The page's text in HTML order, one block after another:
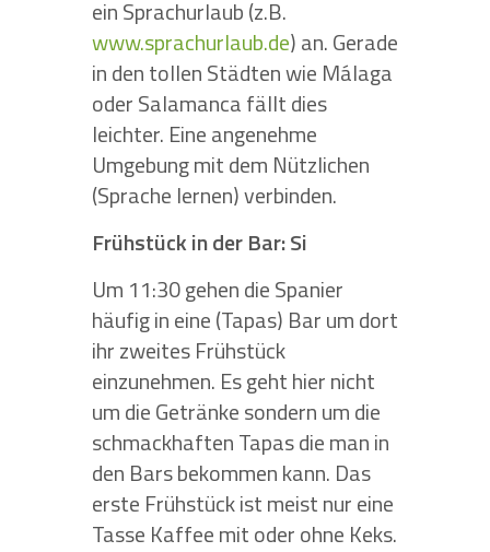
ein Sprachurlaub (z.B.
www.sprachurlaub.de) an. Gerade
in den tollen Städten wie Málaga
oder Salamanca fällt dies
leichter. Eine angenehme
Umgebung mit dem Nützlichen
(Sprache lernen) verbinden.
Frühstück in der Bar: Si
Um 11:30 gehen die Spanier
häufig in eine (Tapas) Bar um dort
ihr zweites Frühstück
einzunehmen. Es geht hier nicht
um die Getränke sondern um die
schmackhaften Tapas die man in
den Bars bekommen kann. Das
erste Frühstück ist meist nur eine
Tasse Kaffee mit oder ohne Keks.